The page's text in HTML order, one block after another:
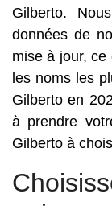
Gilberto.
données de
mise à jour,
les noms les
Gilberto en
à prendre
Gilberto à